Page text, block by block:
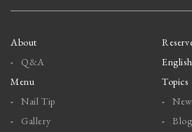
About
Q&A
Menu
Nail Tip
Gallery
English
Topics
Blog